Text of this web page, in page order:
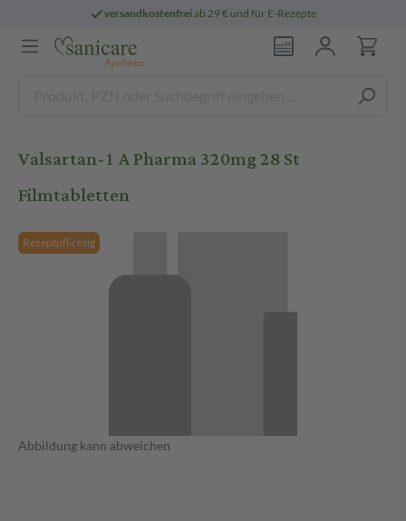
versandkostenfreiab 29 € und für E-Rezepte
Valsartan-1 A Pharma 320mg 28 St
Filmtabletten
Rezeptpflichtig
Abbildung kann abweichen